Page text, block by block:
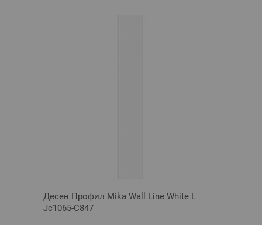
Десен Профил Mika Wall Line White L
Jc1065-C847